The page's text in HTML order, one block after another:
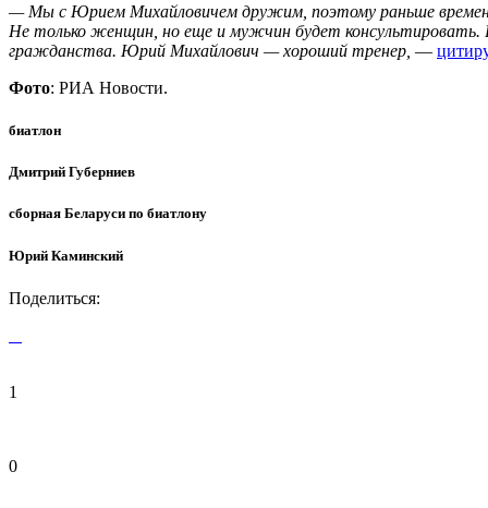
— Мы с Юрием Михайловичем дружим, поэтому раньше
Не только женщин, но еще и мужчин будет консультировать.
гражданства. Юрий Михайлович — хороший тренер, —
Фото: РИА Новости.
биатлон
Дмитрий Губерниев
сборная Беларуси по биатлону
Юрий Каминский
Поделиться:
1
0